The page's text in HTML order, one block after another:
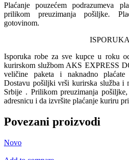
Plaćanje pouzećem podrazumeva
prilikom preuzimanja pošiljke.
gotovinom.
ISPORUKA
Isporuka robe za sve kupce u roku
kurirskom službom AKS EXPRESS
veličine paketa i naknadno
Dostavu pošiljki vrši kurirska služba i
Srbije . Prilikom preuzimanja
adresnicu i da izvršite plaćanje kuriru
Povezani proizvodi
Novo